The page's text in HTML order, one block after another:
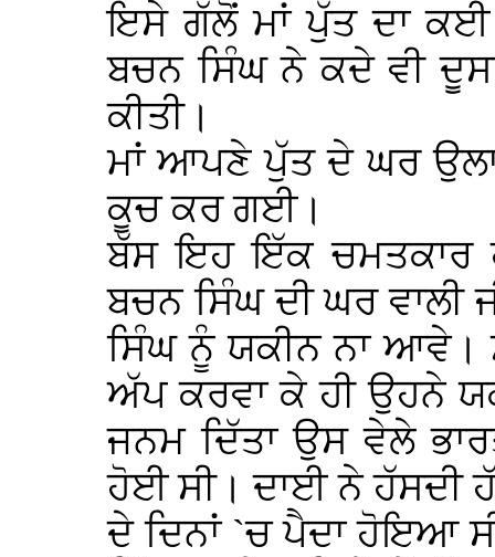
ਇਸੇ ਗੱਲੋਂ ਮਾਂ ਪੁੱਤ ਦਾ ਕਈ
ਬਚਨ ਸਿੰਘ ਨੇ ਕਦੇ ਵੀ
ਕੀਤੀ।
ਮਾਂ ਆਪਣੇ ਪੁੱਤ ਦੇ ਘਰ
ਕੂਚ ਕਰ ਗਈ।
ਬੱਸ ਇਹ ਇੱਕ ਚਮਤਕਾਰ
ਬਚਨ ਸਿੰਘ ਦੀ ਘਰ ਵਾਲੀ
ਸਿੰਘ ਨੂੰ ਯਕੀਨ ਨਾ ਆਵੇ।
ਅੱਪ ਕਰਵਾ ਕੇ ਹੀ ਉਹਨੇ
ਜਨਮ ਦਿੱਤਾ ਉਸ ਵੇਲੇ
ਹੋਈ ਸੀ। ਦਾਈ ਨੇ ਹੱਸਦੀ
ਦੇ ਦਿਨਾਂ `ਚ ਪੈਦਾ ਹੋਇਆ